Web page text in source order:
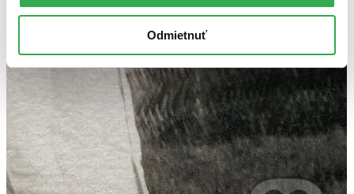
Odmietnuť